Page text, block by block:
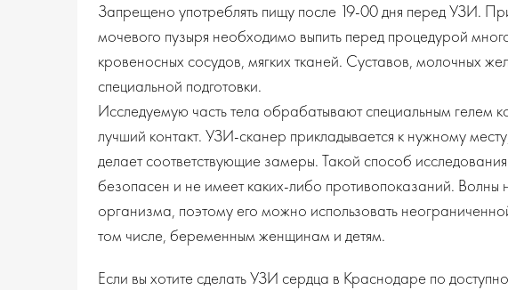
Запрещено употреблять пищу после 19-00 дня перед УЗИ.
мочевого пузыря необходимо выпить перед процедурой
кровеносных сосудов, мягких тканей. Суставов, молочных
специальной подготовки.
Исследуемую часть тела обрабатывают специальным гелем
лучший контакт. УЗИ-сканер прикладывается к нужному
делает соответствующие замеры. Такой способ
безопасен и не имеет каких-либо противопоказаний. Волны
организма, поэтому его можно использовать
том числе, беременным женщинам и детям.
Если вы хотите сделать УЗИ сердца в Краснодаре по